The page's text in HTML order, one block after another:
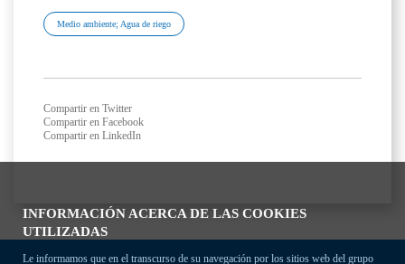
INFORMACIÓN ACERCA DE LAS COOKIES
UTILIZADAS
Le informamos que en el transcurso de su navegación por los sitios web del grupo
Medio ambiente; Agua de riego
Compartir en Twitter
Compartir en Facebook
Compartir en LinkedIn